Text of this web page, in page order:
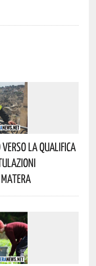
La Qualifica
Matera